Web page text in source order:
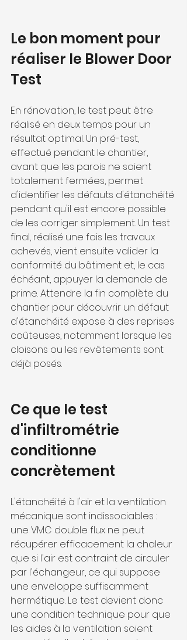
Le bon moment pour
réaliser le Blower Door
Test
En rénovation, le test peut être
réalisé en deux temps pour un
résultat optimal. Un pré-test,
effectué pendant le chantier,
avant que les parois ne soient
totalement fermées, permet
d'identifier les défauts d'étanchéité
pendant qu'il est encore possible
de les corriger simplement. Un test
final, réalisé une fois les travaux
achevés, vient ensuite valider la
conformité du bâtiment et, le cas
échéant, appuyer la demande de
prime. Attendre la fin complète du
chantier pour découvrir un défaut
d'étanchéité expose à des reprises
coûteuses, notamment lorsque les
cloisons ou les revêtements sont
déjà posés.
Ce que le test
d'infiltrométrie
conditionne
concrètement
L'étanchéité à l'air et la ventilation
mécanique sont indissociables :
une VMC double flux ne peut
récupérer efficacement la chaleur
que si l'air est contraint de circuler
par l'échangeur, ce qui suppose
une enveloppe suffisamment
hermétique. Le test devient donc
une condition technique pour que
les aides à la ventilation soient